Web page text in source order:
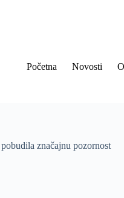
Početna Novosti
značajnu pozornost